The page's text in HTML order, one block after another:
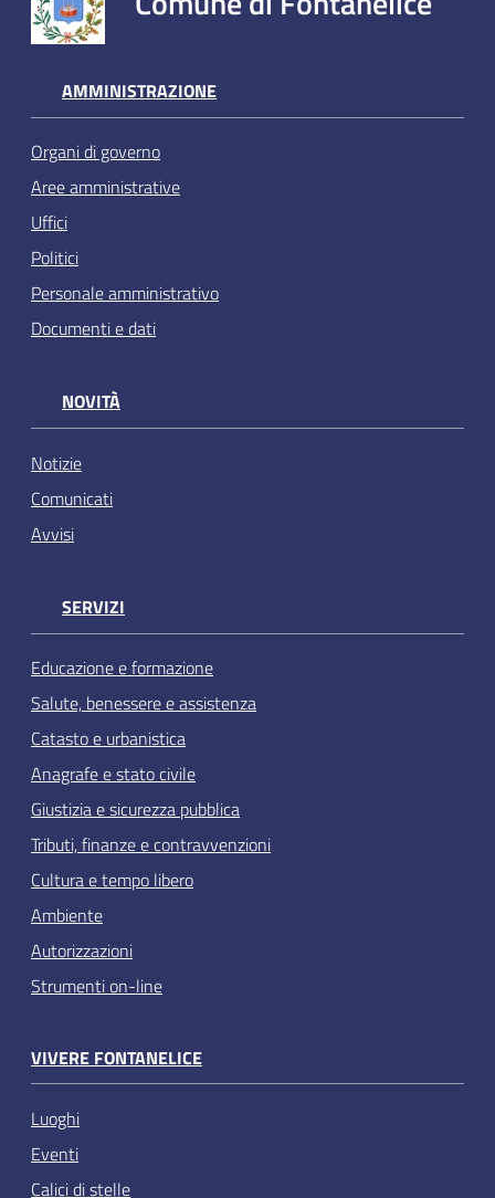
AMMINISTRAZIONE
Organi di governo
Aree amministrative
Uffici
Politici
Personale amministrativo
Documenti e dati
NOVITÀ
Notizie
Comunicati
Avvisi
SERVIZI
Educazione e formazione
Salute, benessere e assistenza
Catasto e urbanistica
Anagrafe e stato civile
Giustizia e sicurezza pubblica
Tributi, finanze e contravvenzioni
Cultura e tempo libero
Ambiente
Autorizzazioni
Strumenti on-line
VIVERE FONTANELICE
Luoghi
Eventi
Calici di stelle